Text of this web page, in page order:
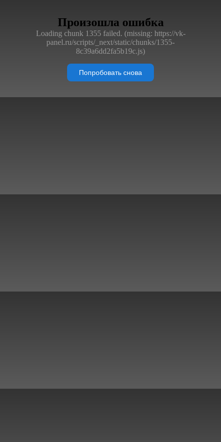
Произошла ошибка
Loading chunk 1355 failed. (missing: https://vk-
panel.ru/scripts/_next/static/chunks/1355-
8c39a6dd2fa5b19c.js)
Попробовать снова